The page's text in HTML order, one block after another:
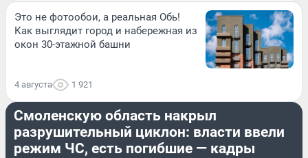
Это не фотообои, а реальная Обь!
Как выглядит город и набережная из
окон 30-этажной башни
4 августа 1 921
ПРОИСШЕСТВИЯ
Смоленскую область накрыл
разрушительный циклон: власти ввели
режим ЧС, есть погибшие — кадры